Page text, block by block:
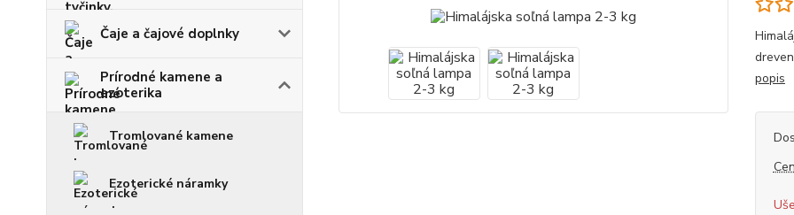
Čaje a čajové doplnky
Prírodné kamene a
ezoterika
Tromlované kamene
Ezoterické náramky
popis